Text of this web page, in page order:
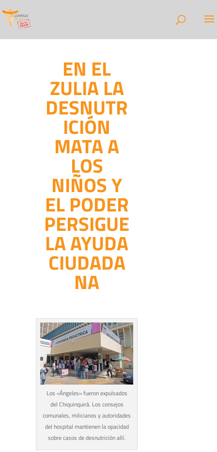
EN EL
ZULIA LA
DESNUTR
ICIÓN
MATA A
LOS
NIÑOS Y
EL PODER
PERSIGUE
LA AYUDA
CIUDADA
NA
Los «Ángeles» fueron expulsados
del Chiquinquirá. Los consejos
comunales, milicianos y autoridades
del hospital mantienen la opacidad
sobre casos de desnutrición allí.